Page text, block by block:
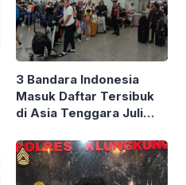
3 Bandara Indonesia
Masuk Daftar Tersibuk
di Asia Tenggara Juli
Peringkat Kesembilan